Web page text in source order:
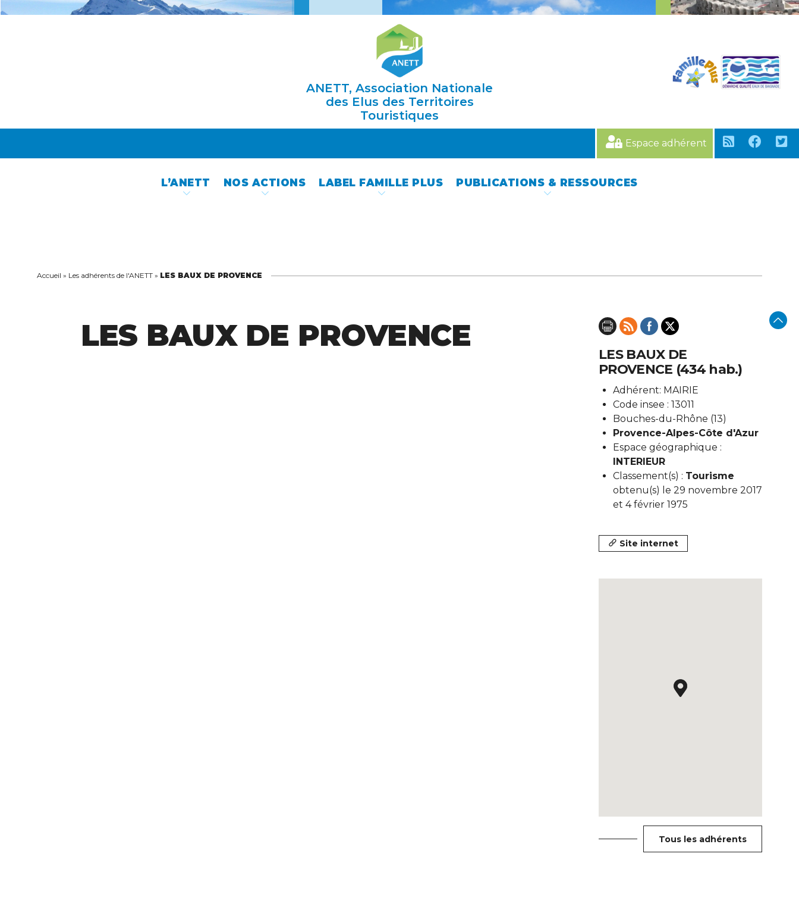
ANETT, Association Nationale
des Elus des Territoires
Touristiques
Espace adhérent
L’ANETT NOS ACTIONS LABEL FAMILLE PLUS PUBLICATIONS & RESSOURCES
Accueil » Les adhérents de l'ANETT » LES BAUX DE PROVENCE
LES BAUX DE PROVENCE
LES BAUX DE
PROVENCE (434 hab.)
Adhérent: MAIRIE
Code insee : 13011
Bouches-du-Rhône (13)
Provence-Alpes-Côte d'Azur
Espace géographique :
INTERIEUR
Classement(s) : Tourisme
obtenu(s) le 29 novembre 2017
et 4 février 1975
Site internet
Tous les adhérents